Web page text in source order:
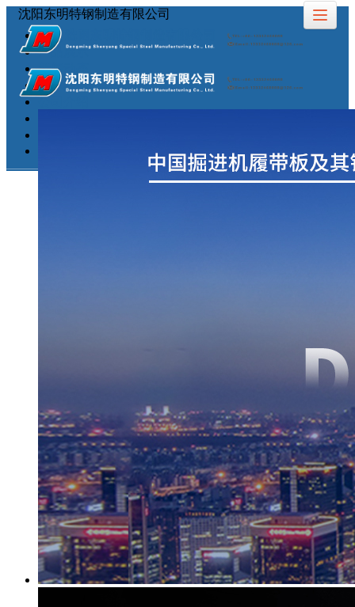
沈阳东明特钢制造有限公司
首页
产品展示
新闻动态
图库展示
公司介绍